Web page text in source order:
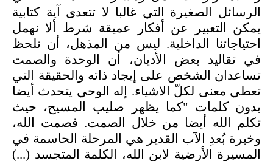
الرسائل الصغيرة التي غالبا لا تتعدى آية كتابية
يمكن التعبير عن أفكار عميقة شرط ألا نهمل
احتياجاتنا الداخلية. ليس من المذهل، أن نلحظ
في تقاليد بعض الأديان، أن الوحدة والصمت
تساعدان الشخص على إيجاد ذاته والحقيقة التي
تعطي معنى لكلّ الاشياء. إله الوحي يتحدث أيضا
بدون كلمات "كما يظهر صليب المسيح، حيث
تكلم الله أيضا من خلال الصمت. فصمت الله،
وخبرة بُعدِ الآب القدير هي المرحلة الحاسمة في
المسيرة الأرضية لابن الله، الكلمة المتجسد (...)